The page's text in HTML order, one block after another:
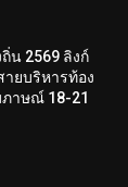
น 2569 ลิงก์
ยบริหารท้อง
าษณ์ 18-21